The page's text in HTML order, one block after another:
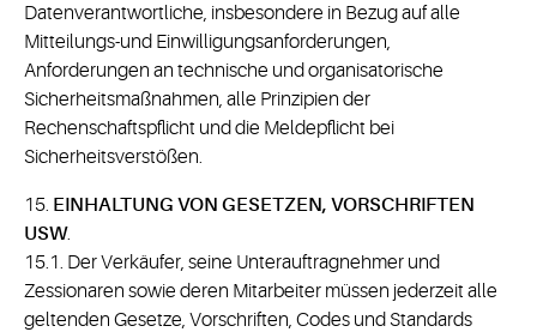
Datenverantwortliche, insbesondere in Bezug auf alle
Mitteilungs-und Einwilligungsanforderungen,
Anforderungen an technische und organisatorische
Sicherheitsmaßnahmen, alle Prinzipien der
Rechenschaftspflicht und die Meldepflicht bei
Sicherheitsverstößen.
15. EINHALTUNG VON GESETZEN, VORSCHRIFTEN
USW.
15.1. Der Verkäufer, seine Unterauftragnehmer und
Zessionaren sowie deren Mitarbeiter müssen jederzeit alle
geltenden Gesetze, Vorschriften, Codes und Standards